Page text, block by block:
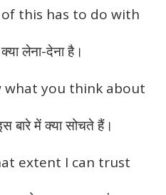
this has to do with
लेना-देना है।
you think about
बारे में क्या सोचते हैं।
extent I can trust